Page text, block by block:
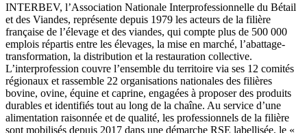
INTERBEV, l’Association Nationale Interprofessionnelle du Bétail
et des Viandes, représente depuis 1979 les acteurs de la filière
française de l’élevage et des viandes, qui compte plus de 500 000
emplois répartis entre les élevages, la mise en marché, l’abattage-
transformation, la distribution et la restauration collective.
L’interprofession couvre l’ensemble du territoire via ses 12 comités
régionaux et rassemble 22 organisations nationales des filières
bovine, ovine, équine et caprine, engagées à proposer des produits
durables et identifiés tout au long de la chaîne. Au service d’une
alimentation raisonnée et de qualité, les professionnels de la filière
sont mobilisés depuis 2017 dans une démarche RSE labellisée, le «